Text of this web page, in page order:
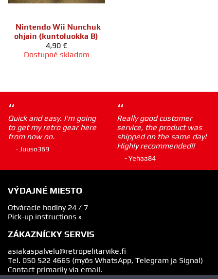
Nintendo Wii Nunchuk
ohjain (kuntoluokka B)
4,90 €
Dostupné skladom
“
Quick and easy. I'm going
to get my retro gear here
from now on.
- Juuso369
“
Really good customer
service, the product was
shipped on the same day!
Highly recommended!!
- Yehaa84
VÝDAJNÉ MIESTO
Otváracie hodiny 24 / 7
Pick-up instructions »
ZÁKAZNÍCKY SERVIS
asiakaspalvelu@retropelitarvike.fi
Tel. 050 522 4665 (myös WhatsApp, Telegram ja Signal)
Contact primarily via email.